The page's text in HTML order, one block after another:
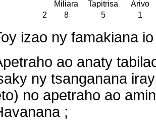
Miliara
Tapitrisa
Arivo
2
8 5 1
izao ny famakiana
ao anaty
ny tsanganana
no apetraho ao
;